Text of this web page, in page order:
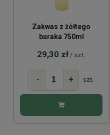
Zakwas z żółtego
buraka 750ml
29,30 zł / szt.
- + szt.